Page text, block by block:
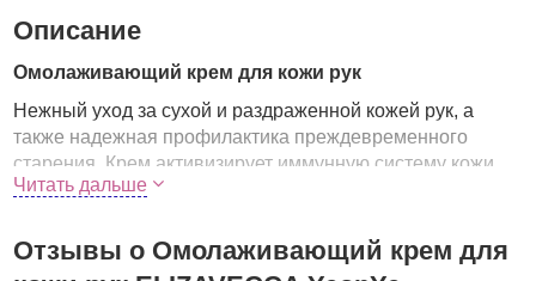
Описание
Омолаживающий крем для кожи рук
Нежный уход за сухой и раздраженной кожей рук, а
также надежная профилактика преждевременного
старения. Крем активизирует иммунную систему кожи,
эффективно смягчает, увлажняет и питает, оказывает
В составе крема 30% масла ши, а также экстракты
Читать дальше
Отзывы о Омолаживающий крем для